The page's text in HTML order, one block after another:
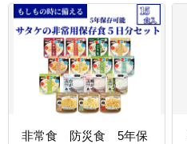
非常食 防災食 5年保